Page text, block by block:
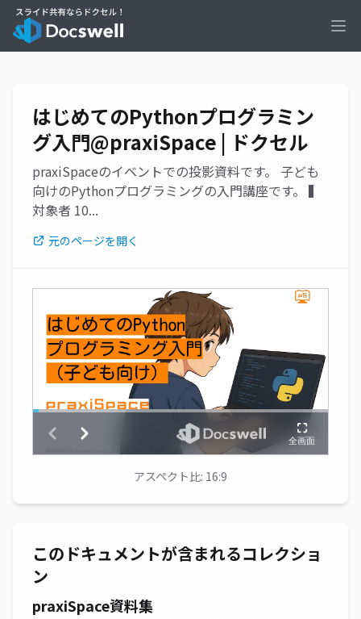
はじめてのPythonプログラミン
グ入門@praxiSpace | ドクセル
praxiSpaceのイベントでの投影資料です。 子ども
向けのPythonプログラミングの入門講座です。 ▍
対象者 10...
元のページを開く
アスペクト比: 16:9
このドキュメントが含まれるコレクショ
ン
praxiSpace資料集